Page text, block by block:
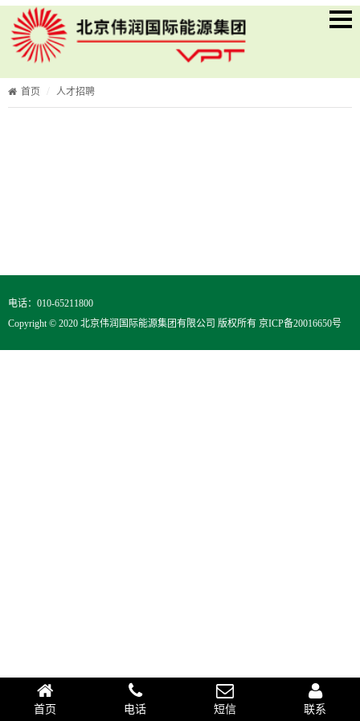
首页 人才招聘
电话：010-65211800
Copyright © 2020 北京伟润国际能源集团有限公司 版权所有 京ICP备20016650号
首页 电话 短信 联系